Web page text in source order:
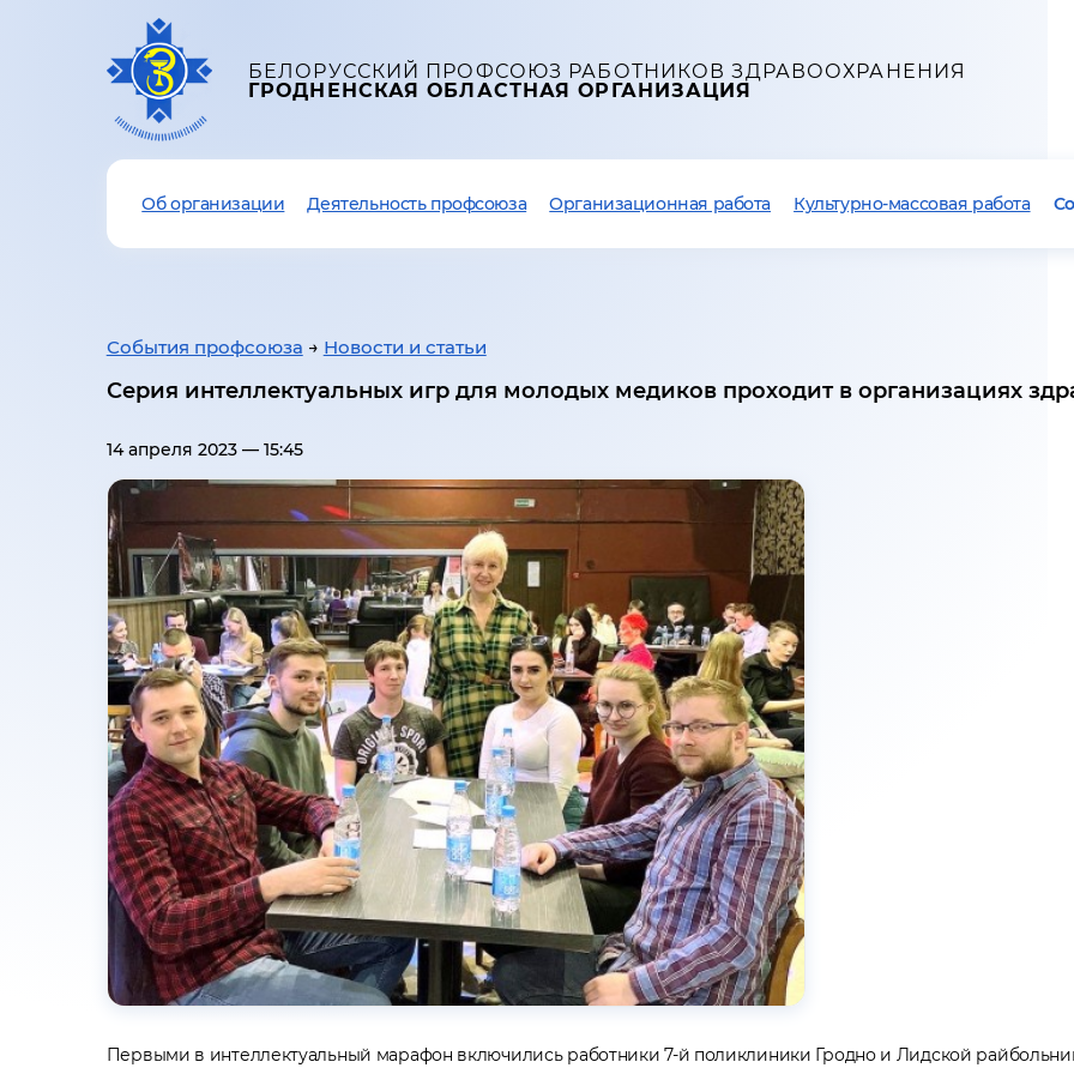
БЕЛОРУССКИЙ ПРОФСОЮЗ РАБОТНИКОВ ЗДРАВООХРАНЕНИЯ
ГРОДНЕНСКАЯ ОБЛАСТНАЯ ОРГАНИЗАЦИЯ
Об организации Деятельность профсоюза Организационная работа Культурно-массовая работа
События профсоюза → Новости и статьи
Серия интеллектуальных игр для молодых медиков проходит в организациях
14 апреля 2023 — 15:45
Первыми в интеллектуальный марафон включились работники 7-й поликлиники Гродно и Лидской